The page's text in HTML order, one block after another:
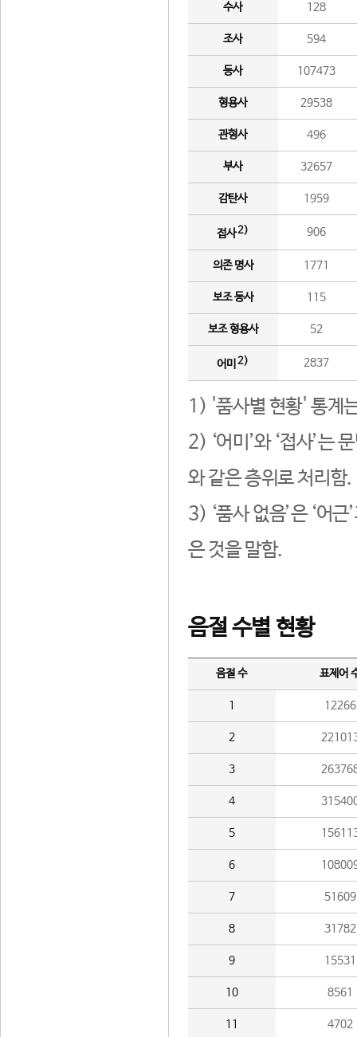
수사 128
조사 594
동사 107473
형용사 29538
관형사 496
부사 32657
감탄사 1959
접사2) 906
의존 명사 1771
보조 동사 115
보조 형용사 52
어미 2) 2837
1) '품사별 현황' 통계
2) ‘어미’와 ‘접사’는
와 같은 층위로 처리함.
3) ‘품사 없음’은 ‘어
은 것을 말함.
음절 수별 현황
음절 수 표제어
1 12266
2
3
4
5
6
7 51609
8 31782
9 15531
10 8561
11 4702